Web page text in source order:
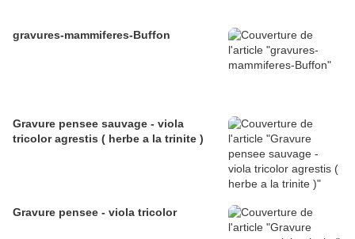
gravures-mammiferes-Buffon
Gravure pensee sauvage - viola
tricolor agrestis ( herbe a la trinite )
Gravure pensee - viola tricolor